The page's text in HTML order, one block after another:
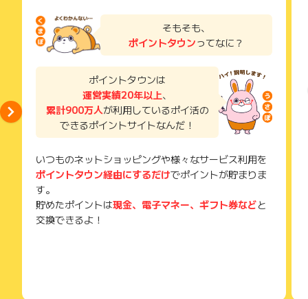
までお問い合わせください。ポイントについて、広告主に直接
お問い合わせをした場合、ポイント獲得対象外となる場合がご
ざいます。
ださい。
各サービス・お買い物に掲載されている獲得条件を必ずよくお
読みください。
了などのメールは、ポイント獲得するまで必ず保管してくださ
獲得待ち・獲得失敗の状態でお問い合わせされる際に、該当の
メールを送っていただく場合がございます。
そのため、紛失・破棄された場合は対応いたしかねますので、
ご注意ください。
(※) SafariやChromeなどwebサイトを表示するアプリのこと
り、急遽終了となる場合がございます。
広告に遷移しない場合は掲載が終了となっておりポイントが獲
得できませんので、ご注意くださいませ。
そもそも、
ポイントタウンってなに？
ポイントタウンは
運営実績20年以上、
累計900万人が利用しているポイ活の
できるポイントサイトなんだ！
いつものネットショッピングや様々なサービス利用を
ポイントタウン経由にするだけでポイントが貯まりま
す。
貯めたポイントは現金、電子マネー、ギフト券などと
交換できるよ！